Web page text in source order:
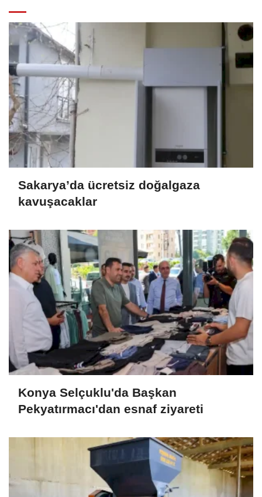
Sakarya’da ücretsiz doğalgaza
kavuşacaklar
Konya Selçuklu'da Başkan
Pekyatırmacı'dan esnaf ziyareti